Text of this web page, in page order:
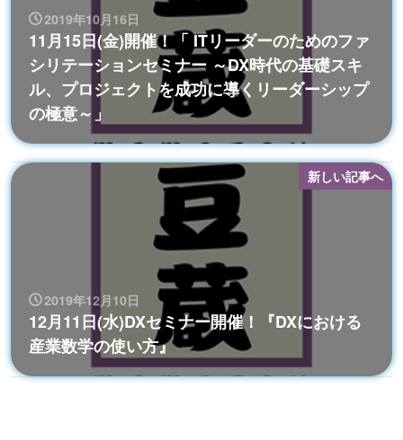
2019年10月16日
11月15日(金)開催！「 ITリーダーのためのファ
シリテーションセミナー ～DX時代の基礎スキ
ル、プロジェクトを成功に導くリーダーシップ
の極意～」
新しい記事へ
2019年12月10日
12月11日(水)DXセミナー開催！『DXにおける
産業数学の使い方』